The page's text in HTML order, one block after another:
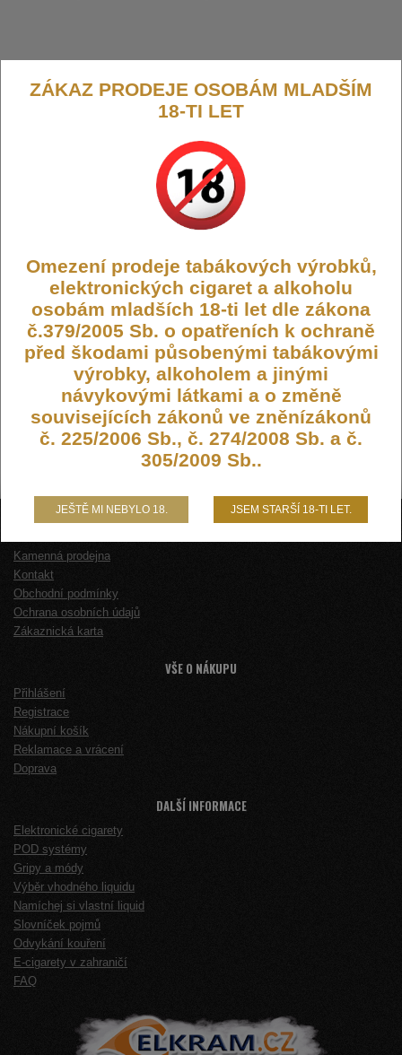
Kamenná prodejna
Kontakt
Obchodní podmínky
Ochrana osobních údajů
Zákaznická karta
VŠE O NÁKUPU
Přihlášení
Registrace
Nákupní košík
Reklamace a vrácení
Doprava
DALŠÍ INFORMACE
Elektronické cigarety
POD systémy
Gripy a módy
Výběr vhodného liquidu
Namíchej si vlastní liquid
Slovníček pojmů
Odvykání kouření
E-cigarety v zahraničí
FAQ
ZÁKAZ PRODEJE OSOBÁM MLADŠÍM
18-TI LET
Omezení prodeje tabákových výrobků,
elektronických cigaret a alkoholu
osobám mladších 18-ti let dle zákona
č.379/2005 Sb. o opatřeních k ochraně
před škodami působenými tabákovými
výrobky, alkoholem a jinými
návykovými látkami a o změně
souvisejících zákonů ve zněnízákonů
č. 225/2006 Sb., č. 274/2008 Sb. a č.
305/2009 Sb..
JEŠTĚ MI NEBYLO 18. JSEM STARŠÍ 18-TI LET.